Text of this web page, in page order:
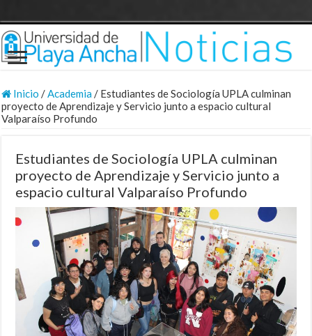
Inicio /Academia/ Estudiantes de Sociología UPLA culminan
proyecto de Aprendizaje y Servicio junto a espacio cultural
Valparaíso Profundo
Estudiantes de Sociología UPLA culminan
proyecto de Aprendizaje y Servicio junto a
espacio cultural Valparaíso Profundo